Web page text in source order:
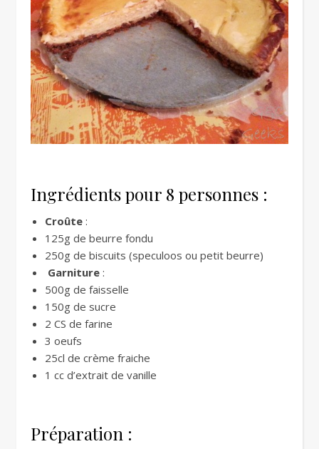
Ingrédients pour 8 personnes :
Croûte :
125g de beurre fondu
250g de biscuits (speculoos ou petit beurre)
Garniture :
500g de faisselle
150g de sucre
2 CS de farine
3 oeufs
25cl de crème fraiche
1 cc d’extrait de vanille
Préparation :